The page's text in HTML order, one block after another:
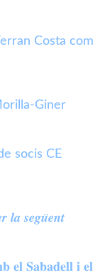
Costa com
Giner
socis CE
𝒍𝒂 𝒔𝒆𝒈𝒖̈𝒆𝒏𝒕
𝐒𝐚𝐛𝐚𝐝𝐞𝐥𝐥 𝐢 𝐞𝐥